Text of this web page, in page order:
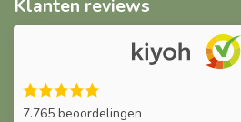
Klanten reviews
7.765 beoordelingen